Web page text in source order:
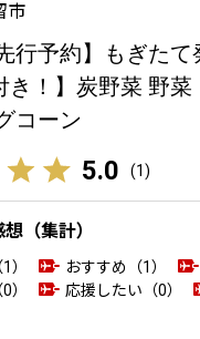
市
先行予約】もぎた
き！】炭野菜 野菜
コーン
5.0 (1)
（集計）
） おすすめ（1）
）
応援したい（0）